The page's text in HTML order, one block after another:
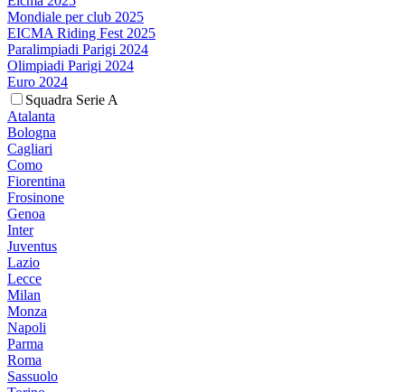
Mondiale per club 2025
EICMA Riding Fest 2025
Paralimpiadi Parigi 2024
Olimpiadi Parigi 2024
Euro 2024
Squadra Serie A
Atalanta
Bologna
Cagliari
Como
Fiorentina
Frosinone
Genoa
Inter
Juventus
Lazio
Lecce
Milan
Monza
Napoli
Parma
Roma
Sassuolo